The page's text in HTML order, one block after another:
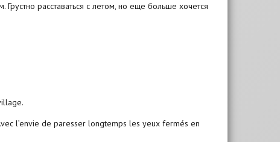
расставаться с летом, но еще больше хочется
l’envie de paresser longtemps les yeux fermés en